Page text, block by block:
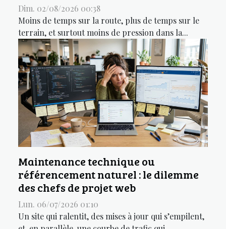
Dim. 02/08/2026 00:38
Moins de temps sur la route, plus de temps sur le
terrain, et surtout moins de pression dans la...
Maintenance technique ou
référencement naturel : le dilemme
des chefs de projet web
Lun. 06/07/2026 01:10
Un site qui ralentit, des mises à jour qui s’empilent,